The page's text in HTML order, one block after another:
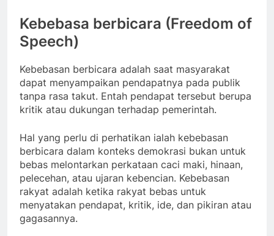
Kebebasa berbicara (Freedom of
Speech)
Kebebasan berbicara adalah saat masyarakat
dapat menyampaikan pendapatnya pada publik
tanpa rasa takut. Entah pendapat tersebut berupa
kritik atau dukungan terhadap pemerintah.
Hal yang perlu di perhatikan ialah kebebasan
berbicara dalam konteks demokrasi bukan untuk
bebas melontarkan perkataan caci maki, hinaan,
pelecehan, atau ujaran kebencian. Kebebasan
rakyat adalah ketika rakyat bebas untuk
menyatakan pendapat, kritik, ide, dan pikiran atau
gagasannya.